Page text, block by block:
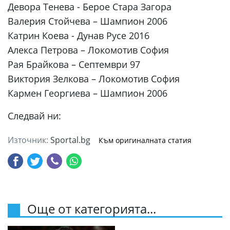
Девора Тенева - Берое Стара Загора
Валерия Стойчева – Шампион 2006
Катрин Коева - Дунав Русе 2016
Алекса Петрова – Локомотив София
Рая Брайкова – Септември 97
Виктория Зелкова – Локомотив София
Кармен Георгиева – Шампион 2006
Следвай ни:
Източник: Sportal.bg Към оригиналната статия
Още от категорията...